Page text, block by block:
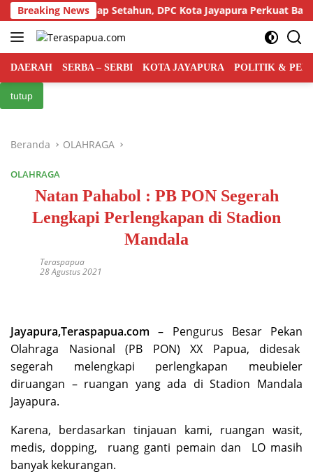
Langsung
ke
konten
Breaking News
Genap Setahun, DPC Kota Jayapura Perkuat Basis dan
DAERAH SERBA – SERBI KOTA JAYAPURA POLITIK &
tutup
Beranda OLAHRAGA
OLAHRAGA
Natan Pahabol : PB PON Segerah
Lengkapi Perlengkapan di Stadion
Mandala
Teraspapua
28 Agustus 2021
Jayapura,Teraspapua.com – Pengurus Besar Pekan
Olahraga Nasional (PB PON) XX Papua, didesak
segerah melengkapi perlengkapan meubieler
diruangan – ruangan yang ada di Stadion Mandala
Jayapura.
Karena, berdasarkan tinjauan kami, ruangan wasit,
medis, dopping, ruang ganti pemain dan LO masih
banyak kekurangan.